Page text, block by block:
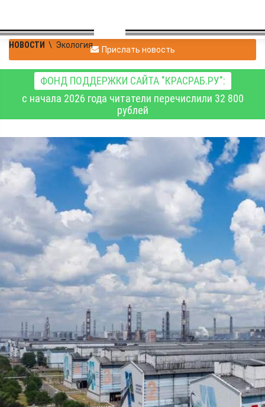
НОВОСТИ \ Экология Прислать новость
ФОНД ПОДДЕРЖКИ САЙТА "КРАСРАБ.РУ":
с начала 2026 года читатели перечислили 32 800
рублей
Суд обязал АО «Русал
Красноярск»
автоматизировать
контроль за выбросами
Экология
01.06.2026 10:34 608